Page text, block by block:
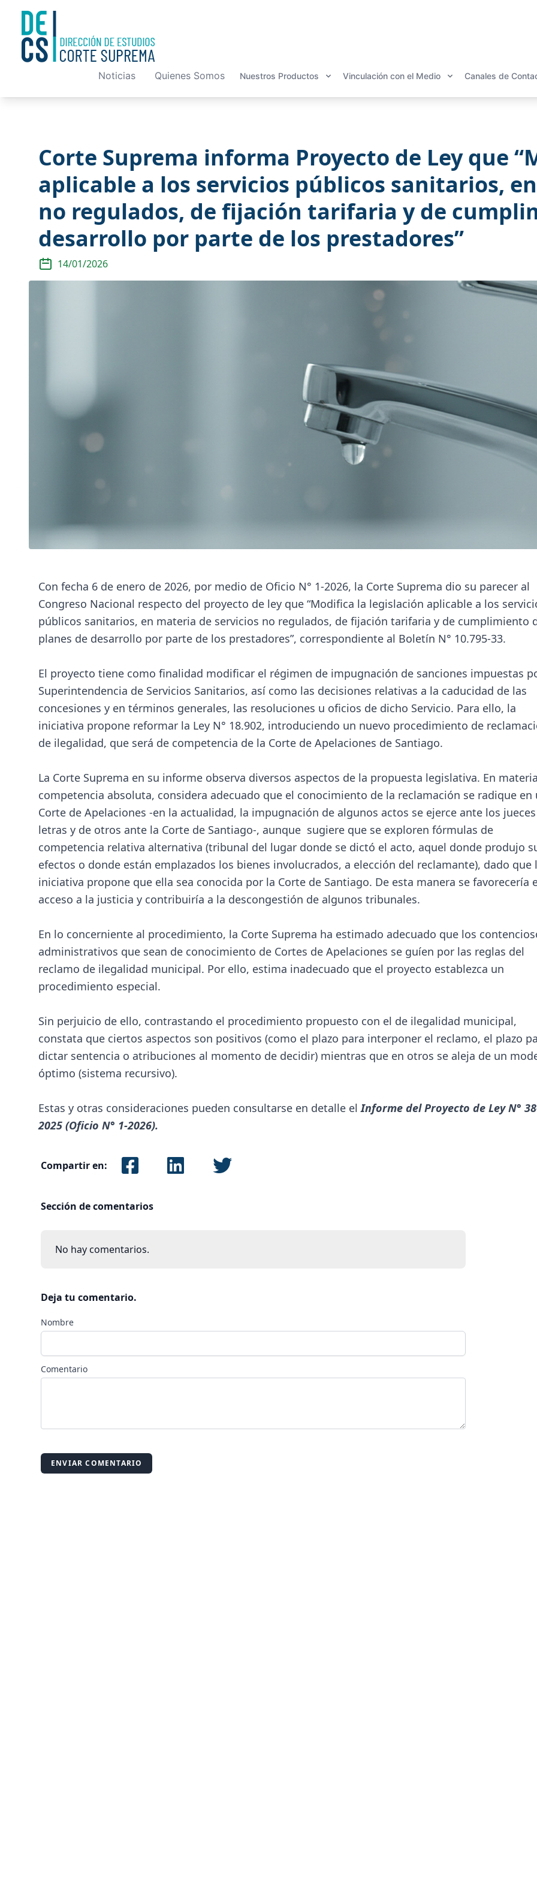
Noticias Quienes Somos Nuestros Productos Vinculación con el Medio Canales de
Corte Suprema informa Proyecto de Ley que
aplicable a los servicios públicos sanitarios,
no regulados, de fijación tarifaria y de
desarrollo por parte de los prestadores”
14/01/2026
Con fecha 6 de enero de 2026, por medio de Oficio N° 1-2026, la Corte Suprema dio su parecer al
Congreso Nacional respecto del proyecto de ley que “Modifica la legislación aplicable a los
públicos sanitarios, en materia de servicios no regulados, de fijación tarifaria y de cumplimiento
planes de desarrollo por parte de los prestadores”, correspondiente al Boletín N° 10.795-33.
El proyecto tiene como finalidad modificar el régimen de impugnación de sanciones impuestas
Superintendencia de Servicios Sanitarios, así como las decisiones relativas a la caducidad de las
concesiones y en términos generales, las resoluciones u oficios de dicho Servicio. Para ello, la
iniciativa propone reformar la Ley N° 18.902, introduciendo un nuevo procedimiento de
de ilegalidad, que será de competencia de la Corte de Apelaciones de Santiago.
La Corte Suprema en su informe observa diversos aspectos de la propuesta legislativa. En
competencia absoluta, considera adecuado que el conocimiento de la reclamación se radique en
Corte de Apelaciones -en la actualidad, la impugnación de algunos actos se ejerce ante los
letras y de otros ante la Corte de Santiago-, aunque sugiere que se exploren fórmulas de
competencia relativa alternativa (tribunal del lugar donde se dictó el acto, aquel donde produjo
efectos o donde están emplazados los bienes involucrados, a elección del reclamante), dado que
iniciativa propone que ella sea conocida por la Corte de Santiago. De esta manera se favorecería
acceso a la justicia y contribuiría a la descongestión de algunos tribunales.
En lo concerniente al procedimiento, la Corte Suprema ha estimado adecuado que los
administrativos que sean de conocimiento de Cortes de Apelaciones se guíen por las reglas del
reclamo de ilegalidad municipal. Por ello, estima inadecuado que el proyecto establezca un
procedimiento especial.
Sin perjuicio de ello, contrastando el procedimiento propuesto con el de ilegalidad municipal,
constata que ciertos aspectos son positivos (como el plazo para interponer el reclamo, el plazo
dictar sentencia o atribuciones al momento de decidir) mientras que en otros se aleja de un
óptimo (sistema recursivo).
Estas y otras consideraciones pueden consultarse en detalle elInforme del Proyecto de Ley N°
2025 (Oficio N° 1-2026).
Compartir en:
Sección de comentarios
No hay comentarios.
Deja tu comentario.
Nombre
Comentario
ENVIAR COMENTARIO